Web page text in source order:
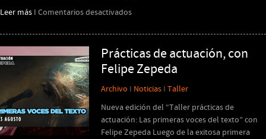
Leer más I Comentarios desactivadosen
PROGRAMACIÓN
2026
Prácticas de actuación, con
Felipe Zepeda
Archivo I Noticias I Taller
Nueva edición del “Taller prácticas de
actuación: Las primeras voces del texto” con
Felipe Zepeda Luego de la exitosa primera